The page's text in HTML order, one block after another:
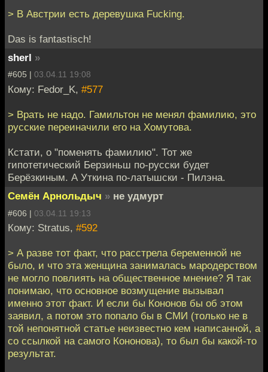
> В Австрии есть деревушка Fucking.
Das is fantastisch!
sherl »
#605 | 03.04.11 19:08
Кому: Fedor_K, #577
> Врать не надо. Гамильтон не менял фамилию, это
русские переиначили его на Хомутова.
Кстати, о "поменять фамилию". Тот же
гипотетический Берзиньш по-русски будет
Берёзкиным. А Уткина по-латышски - Пилэна.
Семён Арнольдыч » не удмурт
#606 | 03.04.11 19:13
Кому: Stratus, #592
> А разве тот факт, что расстрела беременной не
было, и что эта женщина занималась мародерством
не могло повлиять на общественное мнение? Я так
понимаю, что основное возмущение вызывал
именно этот факт. И если бы Кононов бы об этом
заявил, а потом это попало бы в СМИ (только не в
той непонятной статье неизвестно кем написанной, а
со ссылкой на самого Кононова), то был бы какой-то
результат.